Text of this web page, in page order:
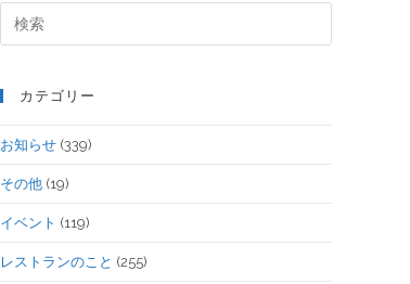
カテゴリー
お知らせ (339)
その他 (19)
イベント (119)
レストランのこと (255)